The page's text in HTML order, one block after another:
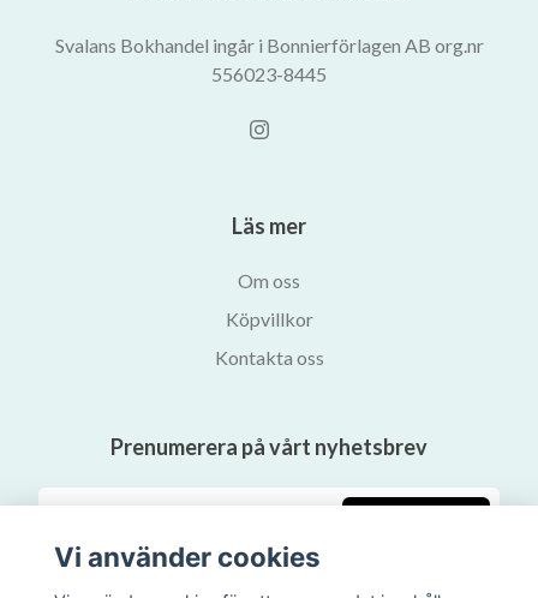
Svalans Bokhandel ingår i Bonnierförlagen AB org.nr
556023-8445
Läs mer
Om oss
Köpvillkor
Kontakta oss
Prenumerera på vårt nyhetsbrev
Vi använder cookies